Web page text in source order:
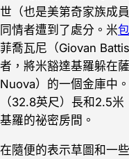
世（也是美第奇家族成
同情者遭到了處分。米
菲喬瓦尼（Giovan
者，將米豁達基羅躲在
Nuova）的一個金庫中
（32.8英尺）長和2.5
基羅的祕密房間。
在隨便的表示草圖和一